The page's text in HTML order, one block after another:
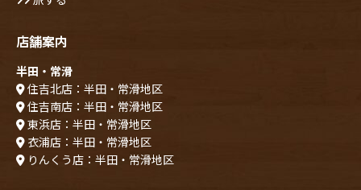
店舗案内
半田・常滑
住吉北店：半田・常滑地区
住吉南店：半田・常滑地区
東浜店：半田・常滑地区
衣浦店：半田・常滑地区
りんくう店：半田・常滑地区